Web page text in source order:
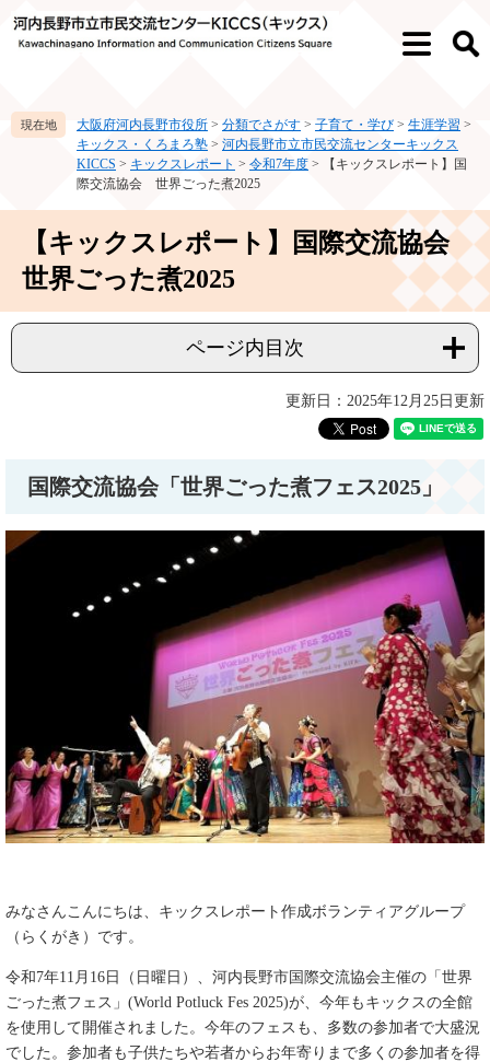
ー
ニ
メ
検
大阪府河内長野市役所 > 分類でさがす > 子育て・学び > 生涯学習 >
キックス・くろまろ塾 > 河内長野市立市民交流センターキックス
KICCS > キックスレポート > 令和7年度 >
【キックスレポート】国
際交流協会 世界ごった煮2025
【キックスレポート】国際交流協会
世界ごった煮2025
ページ内目次
更新日：2025年12月25日更新
国際交流協会「世界ごった煮フェス2025」
みなさんこんにちは、キックスレポート作成ボランティアグループ
（らくがき）です。
令和7年11月16日（日曜日）、河内長野市国際交流協会主催の「世界
ごった煮フェス」(World Potluck Fes 2025)が、今年もキックスの全館
を使用して開催されました。今年のフェスも、多数の参加者で大盛況
でした。参加者も子供たちや若者からお年寄りまで多くの参加者を得